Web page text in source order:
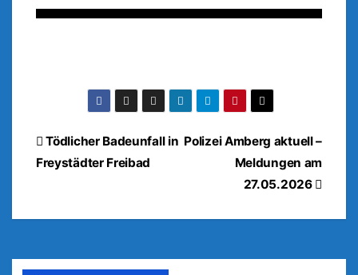
Beitragsnavigation
Polizei Amberg aktuell –
Meldungen am
27.05.2026
Tödlicher Badeunfall in
Freystädter Freibad